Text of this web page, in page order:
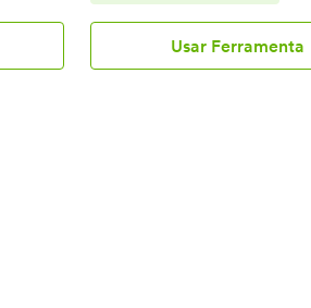
Usar Ferramenta
Resumidor
de